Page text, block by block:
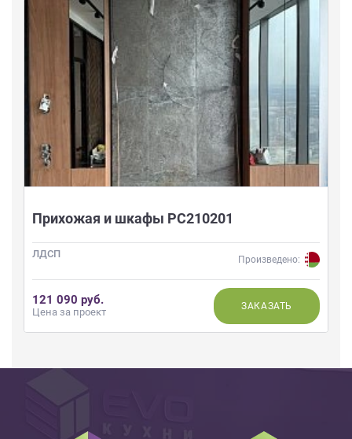
Прихожая и шкафы РС210201
ЛДСП Произведено:
121 090 руб.
Цена за проект ЗАКАЗАТЬ